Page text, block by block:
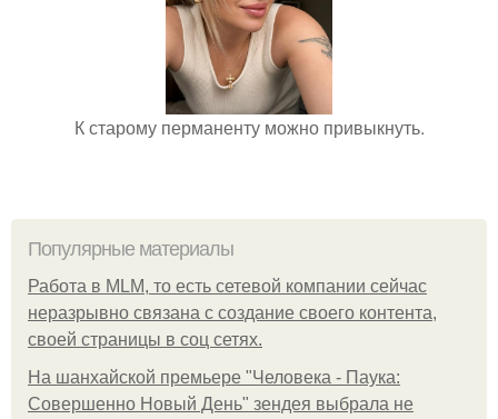
К старому перманенту можно привыкнуть.
Популярные материалы
Работа в MLM, то есть сетевой компании сейчас
неразрывно связана с создание своего контента,
своей страницы в соц сетях.
На шанхайской премьере "Человека - Паука:
Совершенно Новый День" зендея выбрала не